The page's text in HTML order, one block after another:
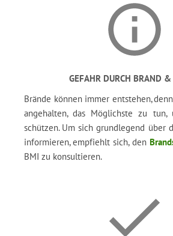
GEFAHR DURCH BRAND &
Brände können immer entstehen,
angehalten, das Möglichste zu
schützen. Um sich grundlegend über
informieren, empfiehlt sich, den
BMI zu konsultieren.